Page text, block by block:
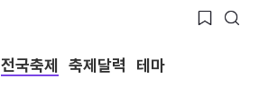
전국축제 축제달력 테마